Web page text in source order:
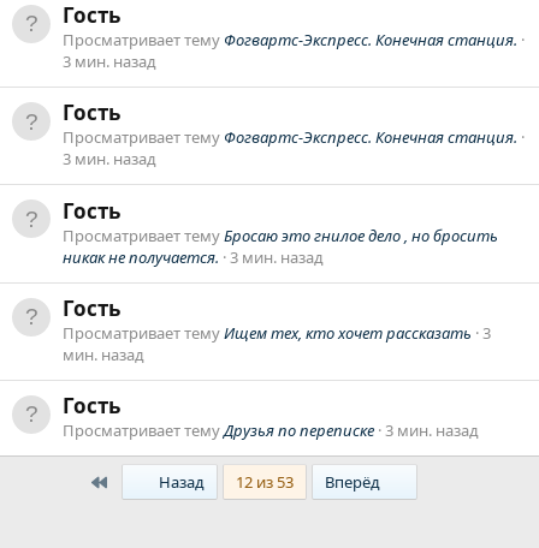
Гость
Просматривает тему Фогвартс-Экспресс. Конечная станция.
3 мин. назад
Гость
Просматривает тему Фогвартс-Экспресс. Конечная станция.
3 мин. назад
Гость
Просматривает темуБросаю это гнилое дело , но бросить
никак не получается. 3 мин. назад
Гость
Просматривает темуИщем тех, кто хочет рассказать 3
мин. назад
Гость
Просматривает темуДрузья по переписке 3 мин. назад
Назад 12 из 53 Вперёд